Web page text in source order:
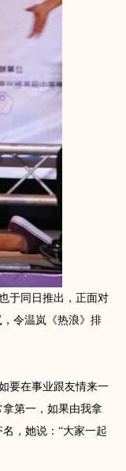
于同日推出，正面对
令温岚《热浪》排
要在事业跟友情来一
第一，如果由我拿
，她说：“大家一起